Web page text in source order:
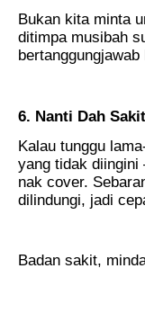
Bukan kita minta
ditimpa musibah
6. Nanti Dah
Kalau tunggu
yang tidak diingini
nak cover.
dilindungi, jadi
Badan sakit,